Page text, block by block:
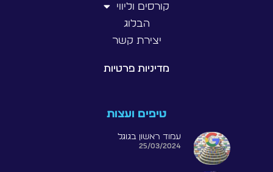
קורסים וליווי
הבלוג
יצירת קשר
מדיניות פרטיות
טיפים ועצות
עמוד ראשון בגוגל
25/03/2024